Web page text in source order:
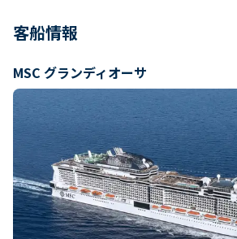
客船情報
MSC グランディオーサ